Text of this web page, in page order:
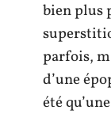
bien plus
parfois,
d’une
été